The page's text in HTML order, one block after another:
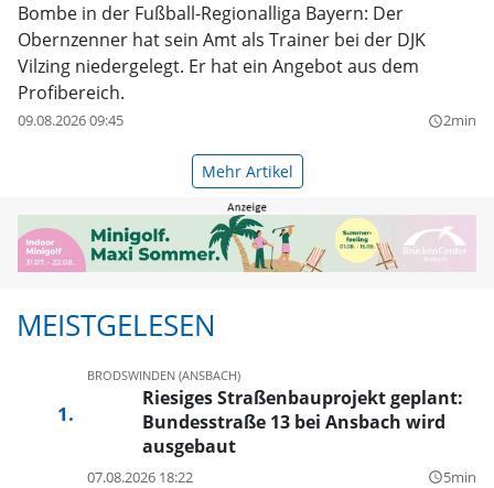
Bombe in der Fußball-Regionalliga Bayern: Der
Obernzenner hat sein Amt als Trainer bei der DJK
Vilzing niedergelegt. Er hat ein Angebot aus dem
Profibereich.
09.08.2026 09:45 query_builder2min
Mehr Artikel
MEISTGELESEN
BRODSWINDEN (ANSBACH)
Riesiges Straßenbauprojekt geplant:
Bundesstraße 13 bei Ansbach wird
ausgebaut
07.08.2026 18:22 query_builder5min